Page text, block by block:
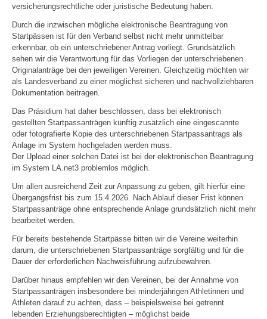
versicherungsrechtliche oder juristische Bedeutung haben.
Durch die inzwischen mögliche elektronische Beantragung von
Startpässen ist für den Verband selbst nicht mehr unmittelbar
erkennbar, ob ein unterschriebener Antrag vorliegt. Grundsätzlich
sehen wir die Verantwortung für das Vorliegen der unterschriebenen
Originalanträge bei den jeweiligen Vereinen. Gleichzeitig möchten wir
als Landesverband zu einer möglichst sicheren und nachvollziehbaren
Dokumentation beitragen.
Das Präsidium hat daher beschlossen, dass bei elektronisch
gestellten Startpassanträgen künftig zusätzlich eine eingescannte
oder fotografierte Kopie des unterschriebenen Startpassantrags als
Anlage im System hochgeladen werden muss.
Der Upload einer solchen Datei ist bei der elektronischen Beantragung
im System LA.net3 problemlos möglich.
Um allen ausreichend Zeit zur Anpassung zu geben, gilt hierfür eine
Übergangsfrist bis zum 15.4.2026. Nach Ablauf dieser Frist können
Startpassanträge ohne entsprechende Anlage grundsätzlich nicht mehr
bearbeitet werden.
Für bereits bestehende Startpässe bitten wir die Vereine weiterhin
darum, die unterschriebenen Startpassanträge sorgfältig und für die
Dauer der erforderlichen Nachweisführung aufzubewahren.
Darüber hinaus empfehlen wir den Vereinen, bei der Annahme von
Startpassanträgen insbesondere bei minderjährigen Athletinnen und
Athleten darauf zu achten, dass – beispielsweise bei getrennt
lebenden Erziehungsberechtigten – möglichst beide